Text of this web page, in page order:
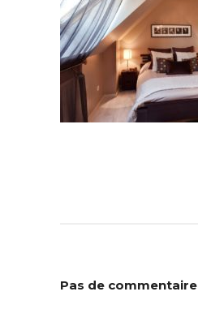
Pas de commentaire